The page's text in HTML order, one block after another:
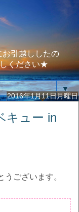
引越ししたの
しください★
▼
2016年1月11日月曜日
キュー in
ございます。